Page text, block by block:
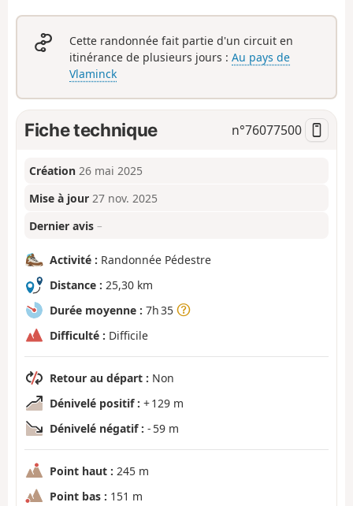
Cette randonnée fait partie d'un circuit en
itinérance de plusieurs jours :Au pays de
Vlaminck
Fiche technique n°76077500
Création 26 mai 2025
Mise à jour 27 nov. 2025
Dernier avis –
Activité : Randonnée Pédestre
Distance : 25,30 km
Durée moyenne : 7h 35
Difficulté : Difficile
Retour au départ : Non
Dénivelé positif : + 129 m
Dénivelé négatif : - 59 m
Point haut : 245 m
Point bas : 151 m